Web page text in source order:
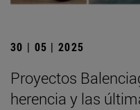
30 | 05 | 2025
Proyectos
herencia y las